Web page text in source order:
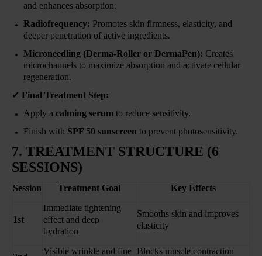
and enhances absorption.
Radiofrequency: Promotes skin firmness, elasticity, and
deeper penetration of active ingredients.
Microneedling (Derma-Roller or DermaPen): Creates
microchannels to maximize absorption and activate cellular
regeneration.
✔ Final Treatment Step:
Apply a calming serum to reduce sensitivity.
Finish with SPF 50 sunscreen to prevent photosensitivity.
7. TREATMENT STRUCTURE (6
SESSIONS)
Session Treatment Goal Key Effects
1st
Immediate tightening
effect and deep
hydration
Smooths skin and improves
elasticity
Visible wrinkle and fine Blocks muscle contraction